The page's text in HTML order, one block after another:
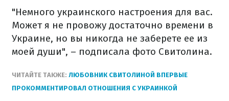
"Немного украинского настроения для вас.
Может я не провожу достаточно времени в
Украине, но вы никогда не заберете ее из
моей души", – подписала фото Свитолина.
ЧИТАЙТЕ ТАКЖЕ: ЛЮБОВНИК СВИТОЛИНОЙ ВПЕРВЫЕ
ПРОКОММЕНТИРОВАЛ ОТНОШЕНИЯ С УКРАИНКОЙ